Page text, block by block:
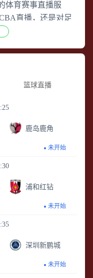
体育赛事直播服
直播，还是对足
播（包括英超直
到高清在线直播的
甲、德甲还是西
与此同时，我们也
务，确保您不会错
服务， 切尔西vs阿
洲杯录像、五大联
服务。这意味着，
可以随时通过我们
提供比赛视频、集
迷还是足球爱好
让您尽情享受体育
，就是选择了与全
篮球直播
鹿岛鹿角
未开始
浦和红钻
未开始
深圳新鹏城
未开始